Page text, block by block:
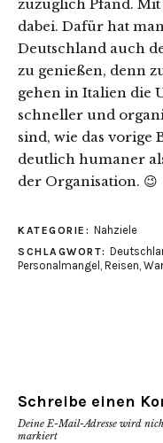
zuzüglich Pfand.
dabei. Dafür hat
Deutschland auch
zu genießen, denn
gehen in Italien die
schneller und
sind, wie das vorige
deutlich humaner
der Organisation. 😉
KATEGORIE: Nahziele
SCHLAGWORT:
Personalmangel , Reisen,
Schreibe einen
Deine E-Mail-Adresse wird
markiert